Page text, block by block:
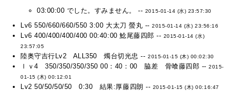
03:00:00 でした。すみません。 -- 2015-01-14 (水) 23:57:30
Lv6 550/660/660/550 3:00 大太刀 螢丸 --2015-01-14 (水) 23:56:16
Lv6 400/400/400/400 00:40:00 鯰尾藤四郎 -- 2015-01-14 (水)
23:57:05
陸奥守吉行Lv2 ALL350 燭台切光忠 --2015-01-15 (木) 00:02:30
ｌｖ4 350/350/350/350 00：40：00 脇差 骨喰藤四郎 --2015-
01-15 (木) 00:12:01
Lv2 50/50/50/50 0:30 結果:厚藤四朗 -- 2015-01-15 (木) 00:16:47